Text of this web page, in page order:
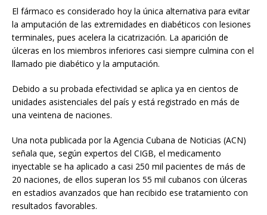
El fármaco es considerado hoy la única alternativa para evitar
la amputación de las extremidades en diabéticos con lesiones
terminales, pues acelera la cicatrización. La aparición de
úlceras en los miembros inferiores casi siempre culmina con el
llamado pie diabético y la amputación.
Debido a su probada efectividad se aplica ya en cientos de
unidades asistenciales del país y está registrado en más de
una veintena de naciones.
Una nota publicada por la Agencia Cubana de Noticias (ACN)
señala que, según expertos del CIGB, el medicamento
inyectable se ha aplicado a casi 250 mil pacientes de más de
20 naciones, de ellos superan los 55 mil cubanos con úlceras
en estadios avanzados que han recibido ese tratamiento con
resultados favorables.